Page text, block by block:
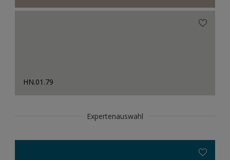
HN.01.79
Expertenauswahl